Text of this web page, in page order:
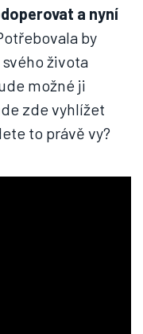
a nyní
by
života
možné ji
zde vyhlížet
to právě vy?